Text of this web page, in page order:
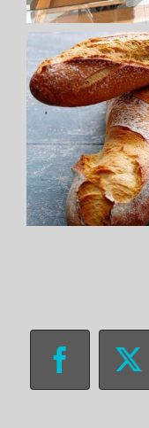
Facebook
X